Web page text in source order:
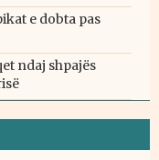
e dobta pas
ndaj shpajës